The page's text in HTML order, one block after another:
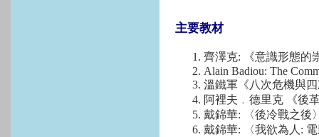
主要教材
齊澤克: 《意識形態的
Alain Badiou: The
溫鐵軍《八次危機與
阿裡夫﹒德里克 《後
戴錦華: 〈後冷戰之後
戴錦華: 〈我欲為人: